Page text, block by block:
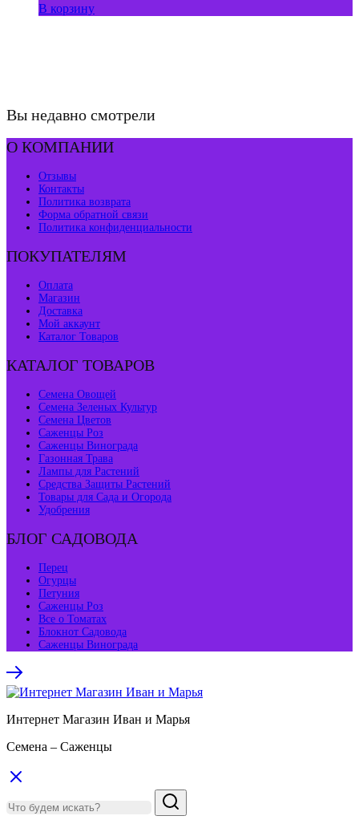
В корзину
Вы недавно смотрели
О КОМПАНИИ
Отзывы
Контакты
Политика возврата
Форма обратной связи
Политика конфиденциальности
ПОКУПАТЕЛЯМ
Оплата
Магазин
Доставка
Мой аккаунт
Каталог Товаров
КАТАЛОГ ТОВАРОВ
Семена Овощей
Семена Зеленых Культур
Семена Цветов
Саженцы Роз
Саженцы Винограда
Газонная Трава
Лампы для Растений
Средства Защиты Растений
Товары для Сада и Огорода
Удобрения
БЛОГ САДОВОДА
Перец
Огурцы
Петуния
Саженцы Роз
Все о Томатах
Блокнот Садовода
Саженцы Винограда
Интернет Магазин Иван и Марья
Семена – Саженцы